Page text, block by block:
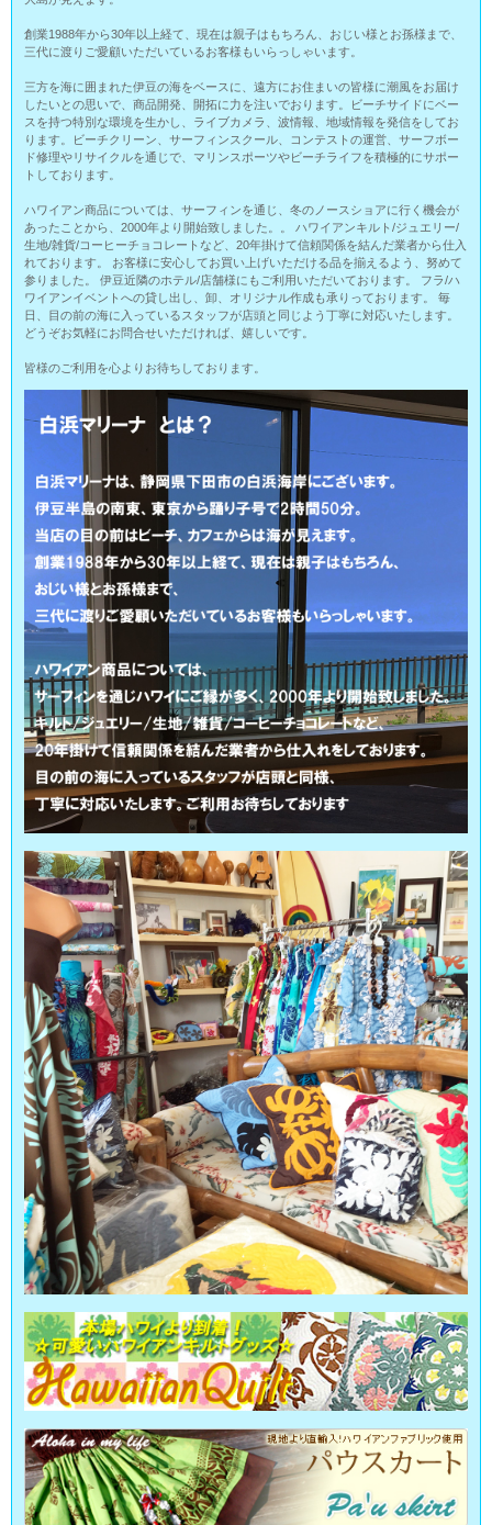
創業1988年から30年以上経て、現在は親子はもちろん、おじい様とお孫様まで、
三代に渡りご愛顧いただいているお客様もいらっしゃいます。
三方を海に囲まれた伊豆の海をベースに、遠方にお住まいの皆様に潮風をお届け
したいとの思いで、商品開発、開拓に力を注いでおります。ビーチサイドにベー
スを持つ特別な環境を生かし、ライブカメラ、波情報、地域情報を発信をしてお
ります。ビーチクリーン、サーフィンスクール、コンテストの運営、サーフボー
ド修理やリサイクルを通じで、マリンスポーツやビーチライフを積極的にサポー
トしております。
ハワイアン商品については、サーフィンを通じ、冬のノースショアに行く機会が
あったことから、2000年より開始致しました。。 ハワイアンキルト/ジュエリー/
生地/雑貨/コーヒーチョコレートなど、20年掛けて信頼関係を結んだ業者から仕入
れております。 お客様に安心してお買い上げいただける品を揃えるよう、努めて
参りました。 伊豆近隣のホテル/店舗様にもご利用いただいております。 フラ/ハ
ワイアンイベントへの貸し出し、卸、オリジナル作成も承りっております。 毎
日、目の前の海に入っているスタッフが店頭と同じよう丁寧に対応いたします。
どうぞお気軽にお問合せいただければ、嬉しいです。
皆様のご利用を心よりお待ちしております。